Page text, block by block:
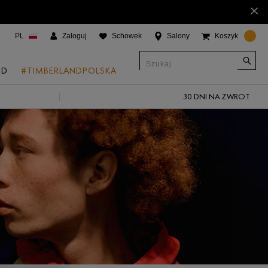
×
Boat Shoes
6"
Access
Trail
Park
#TIMBERLANDPOLSKA
PL Zaloguj Schowek Salony Koszyk
30 DNI NA ZWROT